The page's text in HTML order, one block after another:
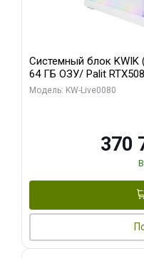
Системный блок KWIK
64 ГБ ОЗУ/ Palit
256bit 3xDP H/ 960 ГБ
Модель: KW-Live0080
370